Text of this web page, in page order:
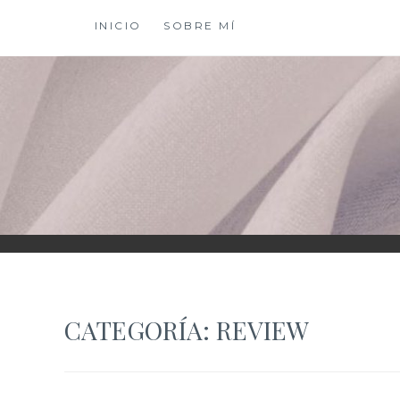
contenido
INICIO SOBRE MÍ
XIOMY
CATEGORÍA: REVIEW